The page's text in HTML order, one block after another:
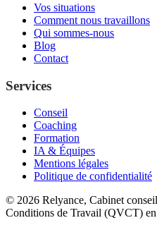
Vos situations
Comment nous travaillons
Qui sommes-nous
Blog
Contact
Services
Conseil
Coaching
Formation
IA & Équipes
Mentions légales
Politique de confidentialité
© 2026 Relyance, Cabinet
Conditions de Travail (QVCT)